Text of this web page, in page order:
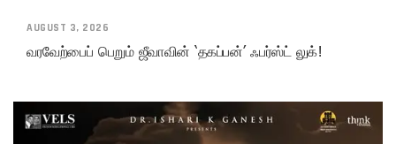
AUGUST 3, 2026
வரவேற்பைப் பெறும் ஜீவாவின் ‘தகப்பன்’ ஃபர்ஸ்ட் லுக்!